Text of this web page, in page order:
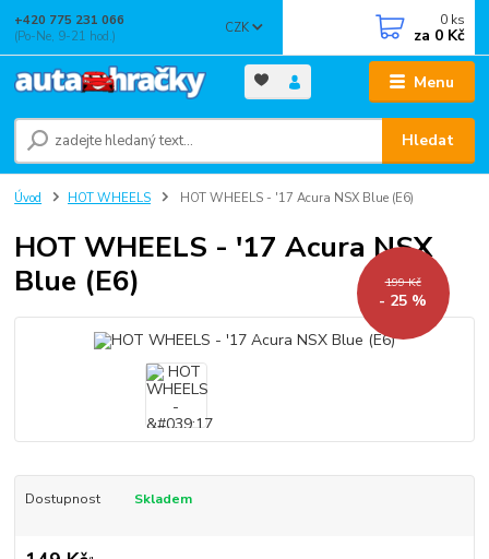
Menu
CZK
Hledat
+420 775 231 066
(Po-Ne, 9-21 hod.)
0 ks
za 0 Kč
Úvod HOT WHEELS HOT WHEELS - '17 Acura NSX Blue (E6)
HOT WHEELS - '17 Acura NSX
Blue (E6)
199 Kč
- 25 %
Dostupnost Skladem